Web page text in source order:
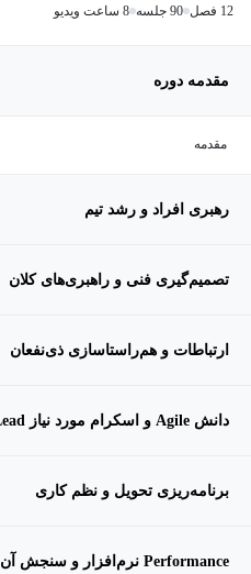
12 فصل 90 جلسه 8 ساعت ویدیو
مقدمه دوره
مقدمه
رهبری افراد و رشد تیم
تصمیم‌گیری فنی و راهبری‌های کلان
ارتباطات و هم‌راستاسازی ذی‌نفعان
دانش Agile و اسکرام مورد نیاز Tech Lead
برنامه‌ریزی تحویل و نظم کاری
Performance نرم‌افزار و سنجش آن